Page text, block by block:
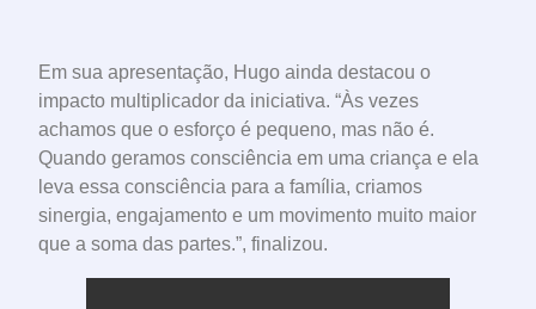
Em sua apresentação, Hugo ainda destacou o
impacto multiplicador da iniciativa. “Às vezes
achamos que o esforço é pequeno, mas não é.
Quando geramos consciência em uma criança e ela
leva essa consciência para a família, criamos
sinergia, engajamento e um movimento muito maior
que a soma das partes.”, finalizou.